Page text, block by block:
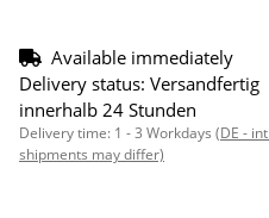
Available immediately
Delivery status: Versandfertig
innerhalb 24 Stunden
Delivery time: 1 - 3 Workdays (DE -
shipments may differ)